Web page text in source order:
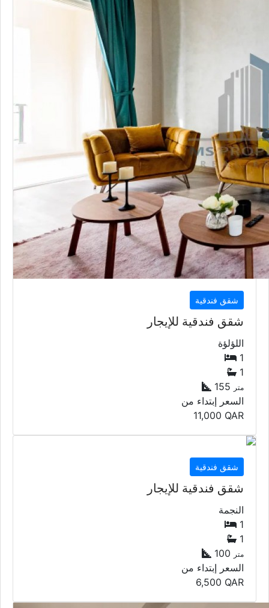
شقق فندقية
شقق فندقية للإيجار
اللؤلؤة
1
1
155 متر
السعر إبتداء من
11,000 QAR
شقق فندقية
شقق فندقية للإيجار
النجمة
1
1
100 متر
السعر إبتداء من
6,500 QAR